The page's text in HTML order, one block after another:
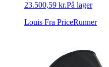
23.500,59 kr.På lager
Louis Fra PriceRunner